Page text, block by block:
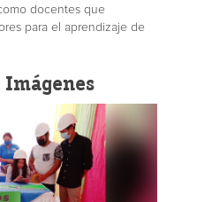
docentes que
para el aprendizaje de